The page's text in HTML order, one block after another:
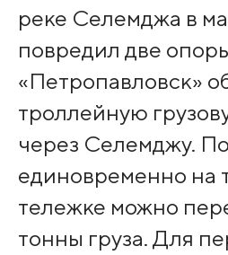
реке Селемджа в
повредил две
«Петропавловск»
троллейную
через Селемджу.
единовременно на
тележке можно
тонны груза. Для